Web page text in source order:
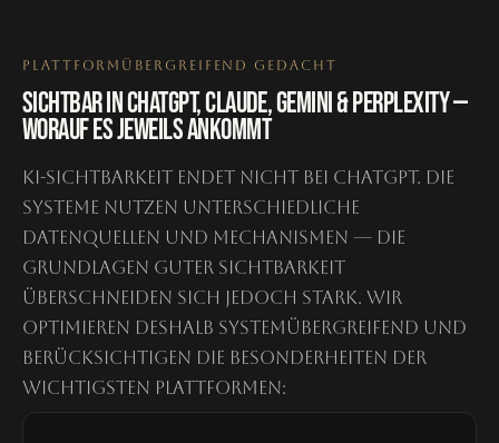
PLATTFORMÜBERGREIFEND GEDACHT
SICHTBAR IN CHATGPT, CLAUDE, GEMINI & PERPLEXITY —
WORAUF ES JEWEILS ANKOMMT
KI-Sichtbarkeit endet nicht bei ChatGPT. Die
Systeme nutzen unterschiedliche
Datenquellen und Mechanismen — die
Grundlagen guter Sichtbarkeit
überschneiden sich jedoch stark. Wir
optimieren deshalb systemübergreifend und
berücksichtigen die Besonderheiten der
wichtigsten Plattformen: